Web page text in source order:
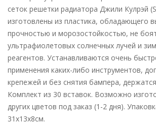
сеток решетки радиатора Джили Кулрэй
изготовлены из пластика, обладающего
прочностью и морозостойкостью, не
ультрафиолетовых солнечных лучей и
реагентов. Устанавливаются очень
применения каких-либо инструментов,
крепежей и без снятия бампера,
Комплект из 30 вставок. Возможно
других цветов под заказ (1-2 дня).
31х13х8см.